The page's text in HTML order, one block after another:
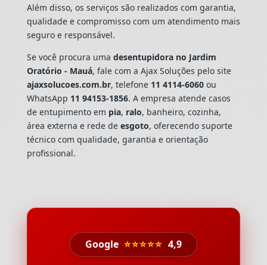
Além disso, os serviços são realizados com garantia,
qualidade e compromisso com um atendimento mais
seguro e responsável.
Se você procura uma desentupidora no Jardim
Oratório - Mauá, fale com a Ajax Soluções pelo site
ajaxsolucoes.com.br, telefone 11 4114-6060ou
WhatsApp 11 94153-1856. A empresa atende casos
de entupimento em pia, ralo, banheiro, cozinha,
área externa e rede de esgoto, oferecendo suporte
técnico com qualidade, garantia e orientação
profissional.
Google ⭐⭐⭐⭐⭐ 4,9